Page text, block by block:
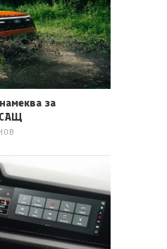
за
САЩ